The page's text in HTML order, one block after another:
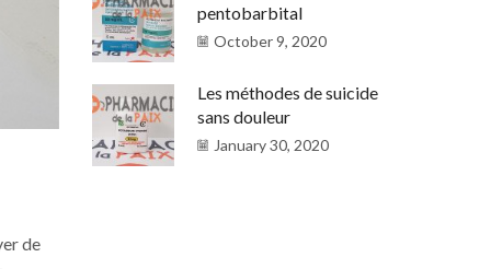
de
pentobarbital
October 9, 2020
Les méthodes de suicide
sans douleur
January 30, 2020